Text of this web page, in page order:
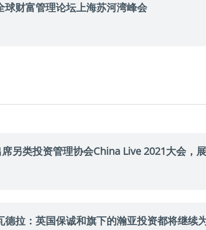
财富管理论坛上海苏河湾峰会
另类投资管理协会China Live 2021大会，
拉：英国保诚和旗下的瀚亚投资都将继续